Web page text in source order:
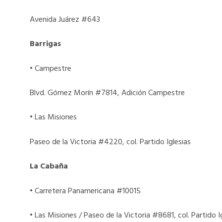
Avenida Juárez #643
Barrigas
• Campestre
Blvd. Gómez Morín #7814, Adición Campestre
• Las Misiones
Paseo de la Victoria #4220, col. Partido Iglesias
La Cabaña
• Carretera Panamericana #10015
• Las Misiones / Paseo de la Victoria #8681, col. Partido